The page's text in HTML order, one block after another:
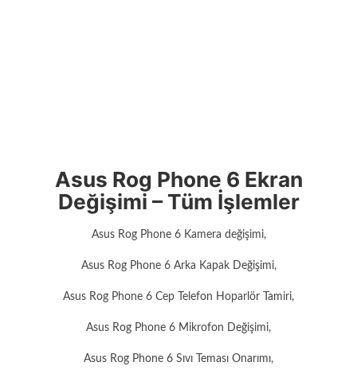
Asus Rog Phone 6 Ekran
Değişimi – Tüm İşlemler
Asus Rog Phone 6 Kamera değişimi,
Asus Rog Phone 6 Arka Kapak Değişimi,
Asus Rog Phone 6 Cep Telefon Hoparlör Tamiri,
Asus Rog Phone 6 Mikrofon Değişimi,
Asus Rog Phone 6 Sıvı Teması Onarımı,